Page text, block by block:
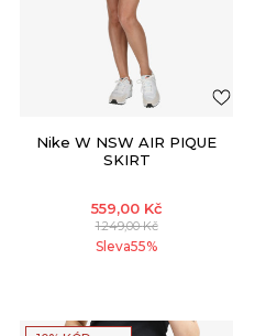
Nike W NSW AIR PIQUE
SKIRT
559,00 Kč
1.249,00Kč
Sleva55%